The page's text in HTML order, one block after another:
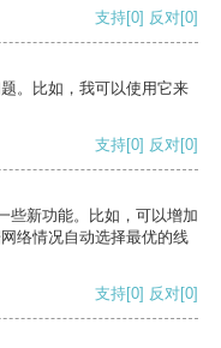
支持[0] 反对[0]
。比如，我可以使用它来
支持[0] 反对[0]
些新功能。比如，可以增加
络情况自动选择最优的线
支持[0] 反对[0]